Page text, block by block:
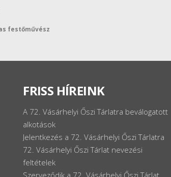
festőművész
FRISS HÍREINK
A 72. Vásárhelyi Őszi Tárlatra beválogatott
alkotások
Jelentkezés a 72. Vásárhelyi Őszi Tárlatra
72. Vásárhelyi Őszi Tárlat nevezési
feltételek
Szerveződik a 72. Vásárhelyi Őszi Tárlat